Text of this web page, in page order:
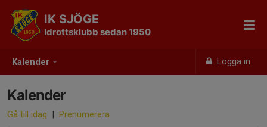
Kalender Logga in
IK SJÖGE
Idrottsklubb sedan 1950
Kalender
Gå till idag | Prenumerera